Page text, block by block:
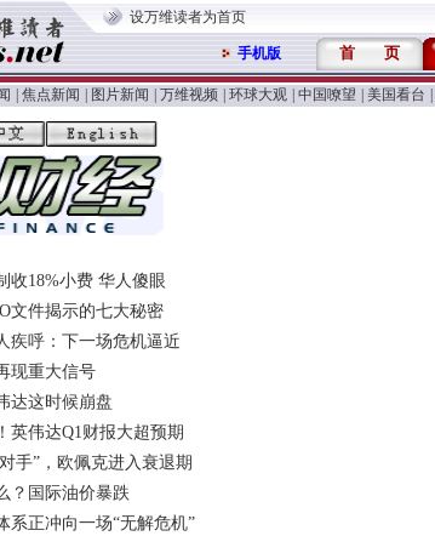
设万维读者为首页
手机版 首 页
焦点新闻 图片新闻 万维视频 环球大观 中国嘹望 美国看台
收18%小费 华人傻眼
文件揭示的七大秘密
疾呼：下一场危机逼近
现重大信号
达这时候崩盘
英伟达Q1财报大超预期
手”，欧佩克进入衰退期
？国际油价暴跌
系正冲向一场“无解危机”